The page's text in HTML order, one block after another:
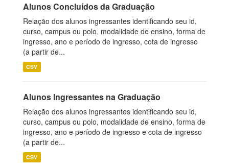
Alunos Concluídos da Graduação
Relação dos alunos ingressantes identificando seu id,
curso, campus ou polo, modalidade de ensino, forma de
ingresso, ano e período de ingresso, cota de ingresso
(a partir de...
CSV
Alunos Ingressantes na Graduação
Relação dos alunos ingressantes identificando seu id,
curso, campus ou polo, modalidade de ensino, forma de
ingresso, ano e período de ingresso e cota de ingresso
(a partir de...
CSV